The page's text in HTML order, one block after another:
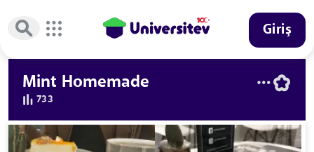
Giriş
Mint Homemade
733